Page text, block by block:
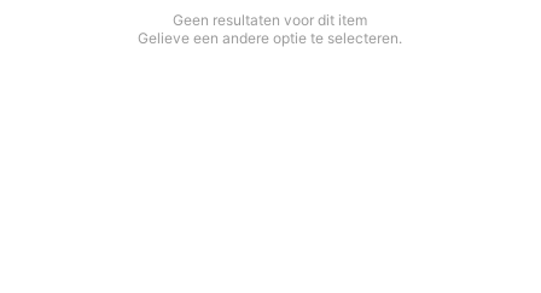
Geen resultaten voor dit item
Gelieve een andere optie te selecteren.